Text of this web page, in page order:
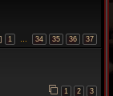
g
o
1 … 34 35 36 37
1 2 3